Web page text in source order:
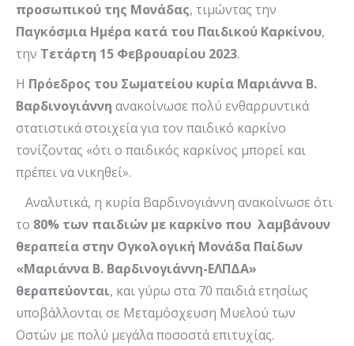
προσωπικού της Μονάδας, τιμώντας την
Παγκόσμια Ημέρα κατά του Παιδικού Καρκίνου,
την Τετάρτη 15 Φεβρουαρίου 2023.
Η Πρόεδρος του Σωματείου κυρία Μαριάννα Β.
Βαρδινογιάννη ανακοίνωσε πολύ ενθαρρυντικά
στατιστικά στοιχεία για τον παιδικό καρκίνο
τονίζοντας «ότι ο παιδικός καρκίνος μπορεί και
πρέπει να νικηθεί».
Αναλυτικά, η κυρία Βαρδινογιάννη ανακοίνωσε ότι
το 80% των παιδιών με καρκίνο που λαμβάνουν
θεραπεία στην Ογκολογική Μονάδα Παίδων
«Μαριάννα Β. Βαρδινογιάννη-ΕΛΠΔΑ»
θεραπεύονται, και γύρω στα 70 παιδιά ετησίως
υποβάλλονται σε Μεταμόσχευση Μυελού των
Οστών με πολύ μεγάλα ποσοστά επιτυχίας.